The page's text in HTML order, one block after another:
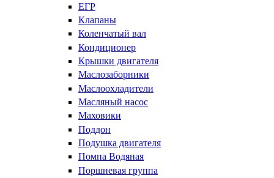
ЕГР
Клапаны
Коленчатый вал
Кондиционер
Крышки двигателя
Маслозаборники
Маслоохладители
Масляный насос
Маховики
Поддон
Подушка двигателя
Помпа Водяная
Поршневая группа